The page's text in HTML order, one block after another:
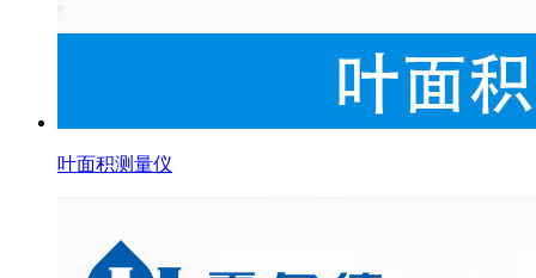
叶面积测量仪